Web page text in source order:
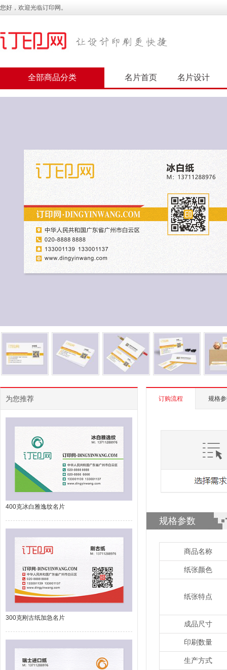
您好，欢迎光临订印网。
全部商品分类 名片首页 名片设计
为您推荐
400克冰白雅逸纹名片
300克刚古纸加急名片
订购流程 规格
规格参数
商品名称
纸张颜色
纸张特点
成品尺寸
印刷数量
生产方式